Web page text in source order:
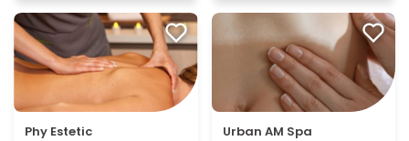
Phy Estetic Urban AM Spa